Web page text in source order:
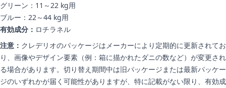
グリーン：11～22 kg用
ブルー：22～44 kg用
有効成分： ロチラネル
注意： クレデリオのパッケージはメーカーにより定期的に更新されてお
り、画像やデザイン要素（例：箱に描かれたダニの数など）が変更され
る場合があります。切り替え期間中は旧パッケージまたは最新パッケー
ジのいずれかが届く可能性がありますが、特に記載がない限り、有効成